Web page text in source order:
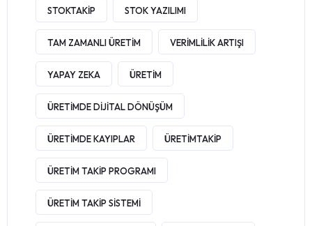
STOKTAKIP STOK YAZILIMI
TAM ZAMANLI ÜRETIM VERIMLILIK ARTIŞI
YAPAY ZEKA ÜRETIM
ÜRETIMDE DIJITAL DÖNÜŞÜM
ÜRETIMDE KAYIPLAR ÜRETIMTAKIP
ÜRETIM TAKIP PROGRAMI
ÜRETIM TAKIP SISTEMI